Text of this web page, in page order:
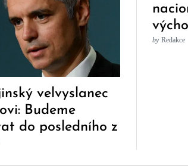
velvyslanec
Budeme
do posledního z
vás
by Redakce